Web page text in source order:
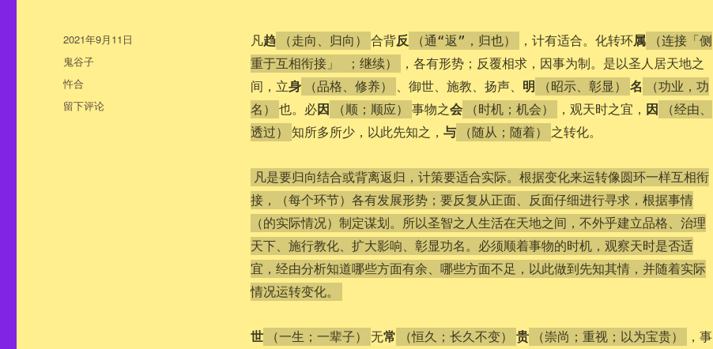
凡趋 （走向、归向） 合背反 （通“返”，归也） ，计有适合。化转环属
（连接「侧
重于互相衔接」 ；继续）
，各有形势；反覆相求，因事为制。是以圣人居天地之
间，立身 （品格、修养） 、御世、施教、扬声、 明 （昭示、彰显） 名
（功业，功
名）
也。必因 （顺；顺应） 事物之会 （时机；机会） ，观天时之宜， 因
（经由、
透过）
知所多所少，以此先知之， 与 （随从；随着） 之转化。
凡是要归向结合或背离返归，计策要适合实际。根据变化来运转像圆环一样互相衔
接，（每个环节）各有发展形势；要反复从正面、反面仔细进行寻求，根据事情
（的实际情况）制定谋划。所以圣智之人生活在天地之间，不外乎建立品格、治理
天下、施行教化、扩大影响、彰显功名。必须顺着事物的时机，观察天时是否适
宜，经由分析知道哪些方面有余、哪些方面不足，以此做到先知其情，并随着实际
情况运转变化。
世 （一生；一辈子） 无常 （恒久；长久不变） 贵 （崇尚；重视；以为宝贵）
，事
发
布
于
2021年9月11日
分
类
鬼谷子
标
签
忤合
于
留下评论